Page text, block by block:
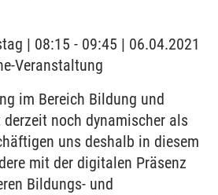
| 08:15 - 09:45 | 06.04.2021
Veranstaltung
im Bereich Bildung und
noch dynamischer als
uns deshalb in diesem
mit der digitalen Präsenz
Bildungs- und